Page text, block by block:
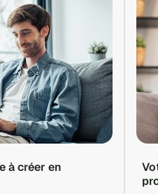
à créer en